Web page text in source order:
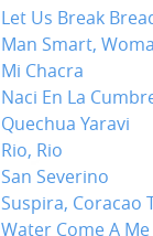
Let Us Break
Man Smart,
Mi Chacra
Naci En La
Quechua Yaravi
Rio, Rio
San Severino
Suspira, Coracao
Water Come A Me